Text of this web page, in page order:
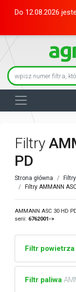
Do 12.08.2026
Filtry
PD
Strona główna
Filtry AMMANN
AMMANN ASC 30 HD
serii: 6762001->
Filtr powietrza
Filtr paliwa